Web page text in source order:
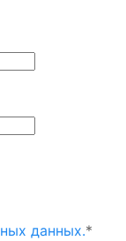
данных.*